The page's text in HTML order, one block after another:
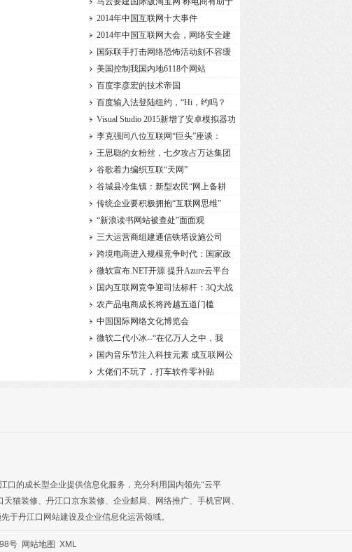
2014年中国互联网十大事件
2014年中国互联网大会，网络安全建
设
国际联手打击网络恐怖活动刻不容缓
美国控制我国内地6118个网站
百度李彦宏的技术帝国
百度输入法登陆纽约，“Hi，约吗？
Visual Studio 2015新增了安卓模拟器功
能
李克强同八位互联网“巨头”座谈：
王思聪的女粉丝，七夕攻占万达集团
谷歌着力编织互联“天网”
谷城县冷集镇：新型农民“网上备耕
传统企业要积极拥抱“互联网思维”
“新浪读书网站被查处”面面观
三大运营商组建通信铁塔设施公司
跨境电商进入规模竞争时代：国家政
微软宣布.NET开源 提升Azure云平台
的竞
国内互联网竞争迎司法标杆：3Q大战
农产品电商成长将跨越五道门槛
中国国际网络文化博览会
微软二代小冰--“在亿万人之中，我
国内音乐节注入科技元素 成互联网公
大佬们不玩了，打车软件零补贴
口的成长型企业提供信息化服务，充分利用国内领先“云平
天猫装修、 丹江口京东装修、 企业邮局、 网络推广、 手机官网 、
于丹江口网站建设及企业信息化运营领域。
号 网站地图 XML